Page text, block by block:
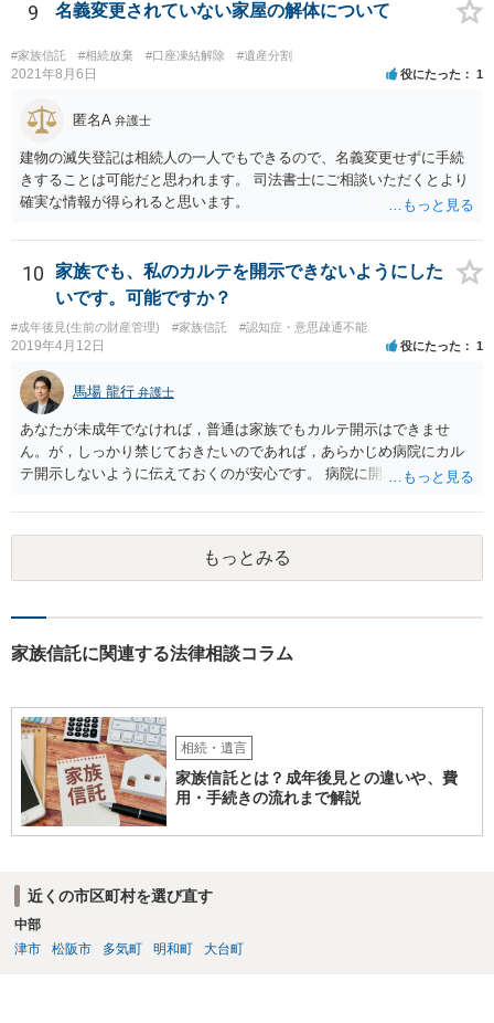
9 名義変更されていない家屋の解体について
#家族信託 #相続放棄 #口座凍結解除 #遺産分割
2021年8月6日 役にたった 1
匿名A 弁護士
建物の滅失登記は相続人の一人でもできるので、名義変更せずに手続
きすることは可能だと思われます。 司法書士にご相談いただくとより
確実な情報が得られると思います。
10
家族でも、私のカルテを開示できないようにした
いです。可能ですか？
#成年後見(生前の財産管理) #家族信託 #認知症・意思疎通不能
2019年4月12日 役にたった 1
馬場 龍行 弁護士
あなたが未成年でなければ，普通は家族でもカルテ開示はできませ
ん。が，しっかり禁じておきたいのであれば，あらかじめ病院にカル
テ開示しないように伝えておくのが安心です。 病院に開示しないよう
可能性は低いのでコストパフォーマンスとしてはどうかなという感じ
がします。
もっとみる
家族信託に関連する法律相談コラム
相続・遺言
家族信託とは？成年後見との違いや、費
用・手続きの流れまで解説
近くの市区町村を選び直す
中部
津市
松阪市 多気町 明和町 大台町